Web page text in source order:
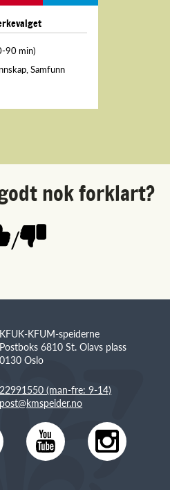
90 min)
Samfunn
nok forklart?
/
KFUK-KFUM-speiderne
Postboks 6810 St. Olavs plass
0130 Oslo
22991550 (man-fre: 9-14)
post@kmspeider.no